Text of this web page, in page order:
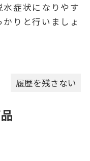
症状になりやす
りと行いましょ
履歴を残さない